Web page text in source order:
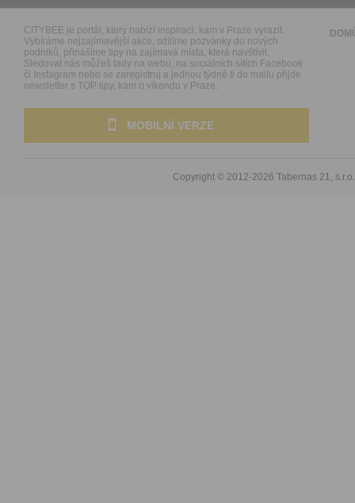
CITYBEE je portál, který nabízí inspiraci, kam v Praze vyrazit.
Vybíráme nejzajímavější akce, sdílíme pozvánky do nových
podniků, přinášíme tipy na zajímavá místa, která navštívit.
Sledovat nás můžeš tady na webu, na sociálních sítích Facebook
či Instagram nebo se zaregistruj a jednou týdně ti do mailu přijde
newsletter s TOP tipy, kam o víkendu v Praze.
MOBILNÍ VERZE
Copyright © 2012-2026 Tabernas 21, s.r.o.